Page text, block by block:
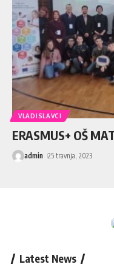
VLADISLAVCI
ERASMUS+ OŠ
admin 25 travnja, 2023
Latest News